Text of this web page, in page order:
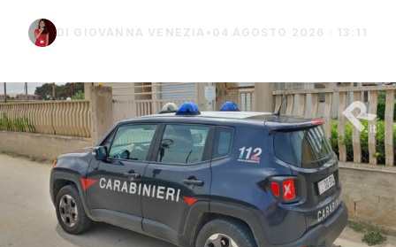
DI GIOVANNA VENEZIA • 04 AGOSTO 2026 · 13:11